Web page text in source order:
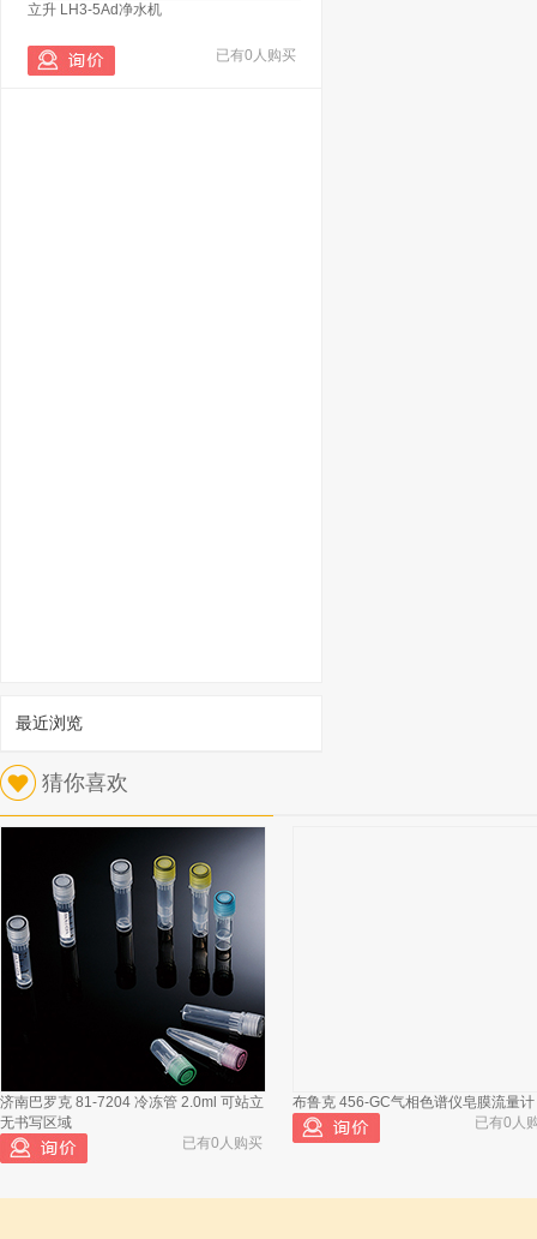
立升 LH3-5Ad净水机
已有0人购买
已有565人浏览
最近浏览
猜你喜欢
济南巴罗克 81-7204 冷冻管 2.0ml 可站立
无书写区域
已有0人购买
布鲁克 456-GC气相色谱仪皂膜流量计
已有0人